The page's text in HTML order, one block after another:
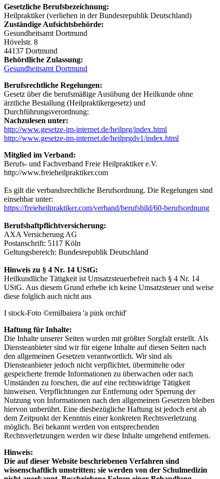
Gesetzliche Berufsbezeichnung:
Heilpraktiker (verliehen in der Bundesrepublik Deutschland)
Zuständige Aufsichtsbehörde:
Gesundheitsamt Dortmund
Hövelstr. 8
44137 Dortmund
Behördliche Zulassung:
Gesundheitsamt Dortmund
Berufsrechtliche Regelungen:
Gesetz über die berufsmäßige Ausübung der Heilkunde ohne
ärztliche Bestallung (Heilpraktikergesetz) und
Durchführungsverordnung:
Nachzulesen unter:
http://www.gesetze-im-internet.de/heilprg/index.html
http://www.gesetze-im-internet.de/heilprgdv1/index.html
Mitglied im Verband:
Berufs- und Fachverband Freie Heilpraktiker e.V.
http://www.freieheilpraktiker.com
Es gilt die verbandsrechtliche Berufsordnung. Die Regelungen sind
einsehbar unter:
https://freieheilpraktiker.com/verband/berufsbild/60-berufsordnung
Berufshaftpflichtversicherung:
AXA Versicherung AG
Postanschrift: 5117 Köln
Geltungsbereich: Bundesrepublik Deutschland
Hinweis zu § 4 Nr. 14 UStG:
Heilkundliche Tätigkeit ist Umsatzsteuerbefreit nach § 4 Nr. 14
UStG. Aus diesem Grund erhebe ich keine Umsatzsteuer und weise
diese folglich auch nicht aus
I stock-Foto ©emilbaiera 'a pink orchid'
Haftung für Inhalte:
Die Inhalte unserer Seiten wurden mit größter Sorgfalt erstellt. Als
Diensteanbieter sind wir für eigene Inhalte auf diesen Seiten nach
den allgemeinen Gesetzen verantwortlich. Wir sind als
Diensteanbieter jedoch nicht verpflichtet, übermittelte oder
gespeicherte fremde Informationen zu überwachen oder nach
Umständen zu forschen, die auf eine rechtswidrige Tätigkeit
hinweisen. Verpflichtungen zur Entfernung oder Sperrung der
Nutzung von Informationen nach den allgemeinen Gesetzen bleiben
hiervon unberührt. Eine diesbezügliche Haftung ist jedoch erst ab
dem Zeitpunkt der Kenntnis einer konkreten Rechtsverletzung
möglich. Bei bekannt werden von entsprechenden
Rechtsverletzungen werden wir diese Inhalte umgehend entfernen.
Hinweis:
Die auf dieser Website beschriebenen Verfahren sind
wissenschaftlich umstritten; sie werden von der Schulmedizin